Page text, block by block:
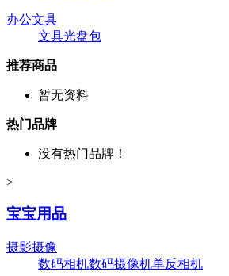
办公文具
文具光盘包
推荐商品
暂无资料
热门品牌
没有热门品牌！
>
宝宝用品
摄影摄像
数码相机数码摄像机单反相机